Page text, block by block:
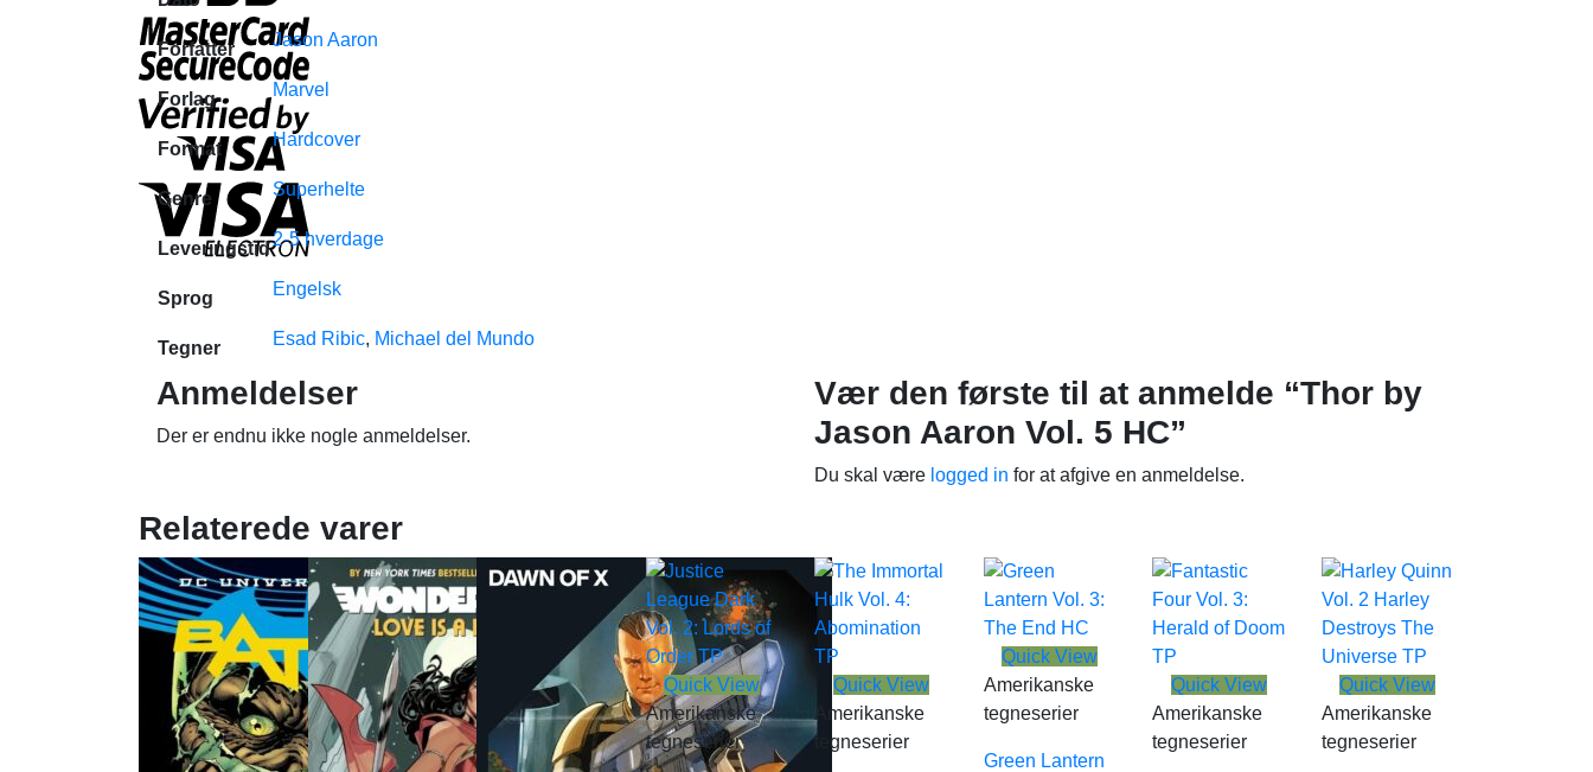
Forfatter Jason Aaron
Forlag Marvel
Format Hardcover
Genre Superhelte
Leveringstid2-5 hverdage
Sprog Engelsk
Tegner Esad Ribic, Michael del Mundo
Anmeldelser
Der er endnu ikke nogle anmeldelser.
Vær den første til at anmelde “Thor by
Jason Aaron Vol. 5 HC”
Du skal være logged in for at afgive en anmeldelse.
Relaterede varer
Quick View
Amerikanske
tegneserier
Quick View
Amerikanske
tegneserier
Quick View
Amerikanske
tegneserier
Green Lantern
Quick View
Amerikanske
tegneserier
Quick View
Amerikanske
tegneserier